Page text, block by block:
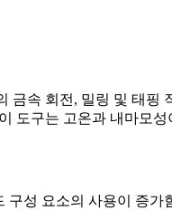
금속 회전, 밀링 및 태핑
도구는 고온과 내마모성
성 요소의 사용이 증가